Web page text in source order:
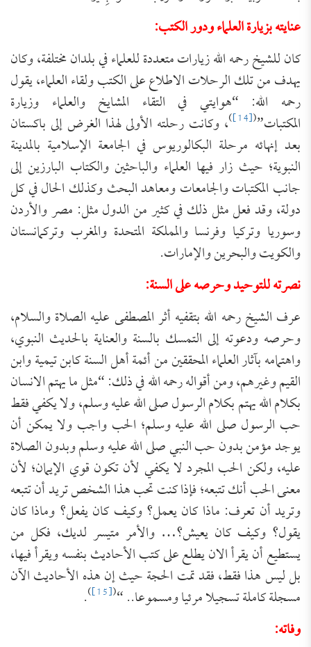
عنايته بزيارة العلماء ودور الكتب:
كان للشيخ رحمه الله زيارات متعددة للعلماء في بلدان مختلفة، وكان
يهدف من تلك الرحلات الاطلاع على الكتب ولقاء العلماء، يقول
رحمه الله: “هوايتي في التقاء المشايخ والعلماء وزيارة
المكتبات”(
[14]
)، وكانت رحلته الأولى لهذا الغرض إلى باكستان
بعد إنهائه مرحلة البكالوريوس في الجامعة الإسلامية بالمدينة
النبوية؛ حيث زار فيها العلماء والباحثين والكتاب البارزين إلى
جانب المكتبات والجامعات ومعاهد البحث وكذلك الحال في كل
دولة، وقد فعل مثل ذلك في كثير من الدول مثل: مصر والأردن
وسوريا وتركيا وفرنسا والمملكة المتحدة والمغرب وتركمانستان
والكويت والبحرين والإمارات.
نصرته للتوحيد وحرصه على السنة:
عرف الشيخ رحمه الله بتقفيه أثر المصطفى عليه الصلاة والسلام،
وحرصه ودعوته إلى التمسك بالسنة والعناية بالحديث النبوي،
واهتمامه بآثار العلماء المحققين من أئمة أهل السنة كابن تيمية وابن
القيم وغيرهم، ومن أقواله رحمه الله في ذلك: “مثل ما يهتم الانسان
بكلام الله يهتم بكلام الرسول صلى الله عليه وسلم، ولا يكفي فقط
حب الرسول صلى الله عليه وسلم؛ الحب واجب ولا يمكن أن
يوجد مؤمن بدون حب النبي صلى الله عليه وسلم وبدون الصلاة
عليه، ولكن الحب المجرد لا يكفي لأن تكون قوي الإيمان؛ لأن
معنى الحب أنك تتبعه؛ فإذا كنت تحب هذا الشخص تريد أن تتبعه
وتريد أن تعرف: ماذا كان يعمل؟ وكيف كان يفعل؟ وماذا كان
يقول؟ وكيف كان يعيش؟… والأمر متيسر لديك، فكل من
يستطيع أن يقرأ الان يطلع على كتب الأحاديث بنفسه ويقرأ فيها،
بل ليس هذا فقط، فقد تمت الحجة حيث إن هذه الأحاديث الآن
مسجلة كاملة تسجيلا مرئيا ومسموعا.. “(
[15]
)
.
وفاته: